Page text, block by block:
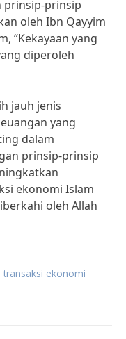
prinsip-prinsip
oleh Ibn Qayyim
“Kekayaan yang
diperoleh
jauh jenis
yang
dalam
prinsip-prinsip
ekonomi Islam
oleh Allah
transaksi ekonomi